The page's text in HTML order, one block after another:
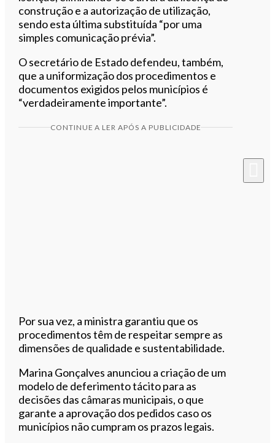
construção e a autorização de utilização,
sendo esta última substituída “por uma
simples comunicação prévia”.
O secretário de Estado defendeu, também,
que a uniformização dos procedimentos e
documentos exigidos pelos municípios é
“verdadeiramente importante”.
CONTINUE A LER APÓS A PUBLICIDADE
Por sua vez, a ministra garantiu que os
procedimentos têm de respeitar sempre as
dimensões de qualidade e sustentabilidade.
Marina Gonçalves anunciou a criação de um
modelo de deferimento tácito para as
decisões das câmaras municipais, o que
garante a aprovação dos pedidos caso os
municípios não cumpram os prazos legais.